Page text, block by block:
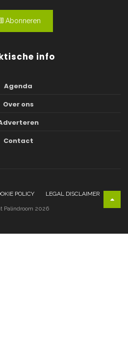
Abonneren
info
Agenda
Over ons
Contact
POLICY LEGAL DISCLAIMER
Palindroom 2026